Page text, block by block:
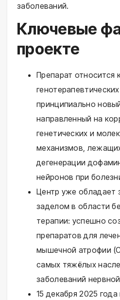
заболеваний.
Ключевые
проекте
Препарат относится
принципиально
направленный на
генетических и
механизмов,
дегенерации
нейронов при
Центр уже обладает
заделом в области
терапии: успешно
препаратов для
мышечной атрофии
самых тяжёлых
заболеваний
15 декабря 2025